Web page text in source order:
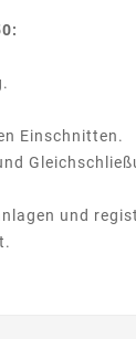
Einschnitten.
und